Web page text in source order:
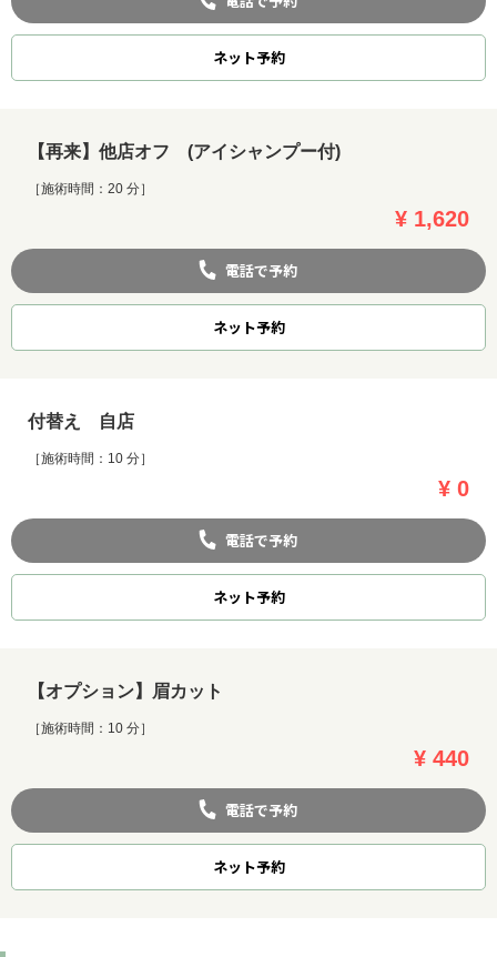
ネット予約
【再来】他店オフ (アイシャンプー付)
［施術時間：20 分］
¥ 1,620
電話で予約
ネット予約
付替え 自店
［施術時間：10 分］
¥ 0
電話で予約
ネット予約
【オプション】眉カット
［施術時間：10 分］
¥ 440
電話で予約
ネット予約